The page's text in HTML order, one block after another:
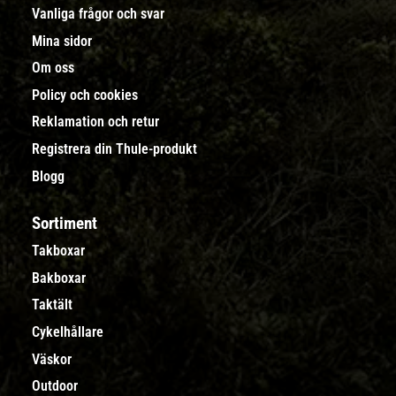
Vanliga frågor och svar
Mina sidor
Om oss
Policy och cookies
Reklamation och retur
Registrera din Thule-produkt
Blogg
Sortiment
Takboxar
Bakboxar
Taktält
Cykelhållare
Väskor
Outdoor